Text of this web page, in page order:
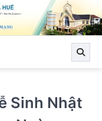
Sinh Nhật